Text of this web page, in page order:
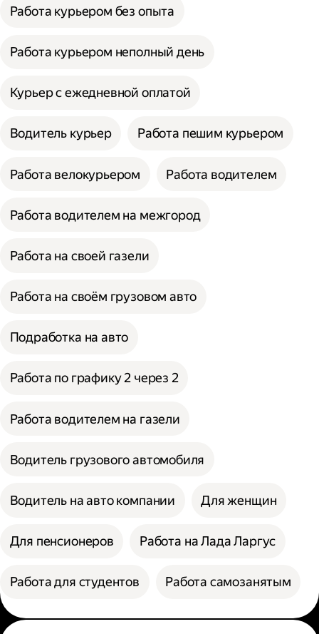
Работа курьером без опыта
Работа курьером неполный день
Курьер с ежедневной оплатой
Водитель курьер Работа пешим курьером
Работа велокурьером Работа водителем
Работа водителем на межгород
Работа на своей газели
Работа на своём грузовом авто
Подработка на авто
Работа по графику 2 через 2
Работа водителем на газели
Водитель грузового автомобиля
Водитель на авто компании Для женщин
Для пенсионеров Работа на Лада Ларгус
Работа для студентов Работа самозанятым